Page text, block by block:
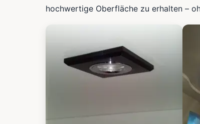
hochwertige Oberfläche zu erhalten –